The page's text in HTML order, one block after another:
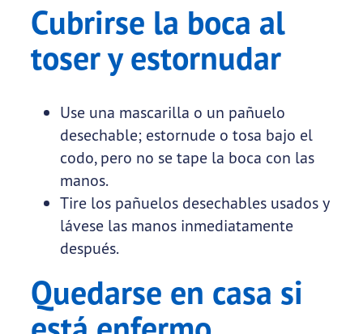
Cubrirse la boca al
toser y estornudar
Use una mascarilla o un pañuelo
desechable; estornude o tosa bajo el
codo, pero no se tape la boca con las
manos.
Tire los pañuelos desechables usados y
lávese las manos inmediatamente
después.
Quedarse en casa si